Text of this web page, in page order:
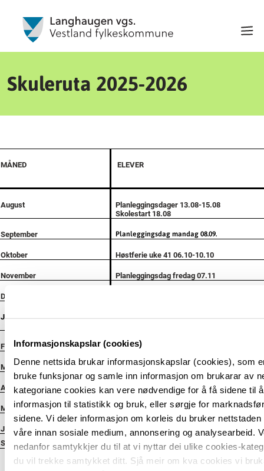
Informasjonskapslar (cookies)
Denne nettsida brukar informasjonskapslar (cookies), som
bruke funksjonar og samle inn informasjon om brukarar av
kategoriane cookies kan vere nødvendige for å få sidene til
informasjon til statistikk og bruk, eller sørgje for
sidene. Vi deler informasjon om korleis du bruker
våre innan sosiale medium, annonsering og analysearbeid.
nedanfor samtykkjer du til at vi nyttar dei ulike cookies-
du vil trekke samtykket ditt. Sjå meir om kva cookies vi
Skuleruta 2025-2026
MÅNED ELEVER
August Planleggingsdager 13.08-15.08
Skolestart 18.08
September Planleggingsdag mandag 08.09.
Oktober Høstferie uke 41 06.10-10.10
November Planleggingsdag fredag 07.11
Desember
Januar
Første skoledag 05.01
Februar Vinterferie uke 9 23.02-27.02
Mars Siste skoledag før påske 27.03
April Første skoledag etter påske 07.04
Mai Fridag 15.05
Juni
Siste skoledag 24.06
SUM